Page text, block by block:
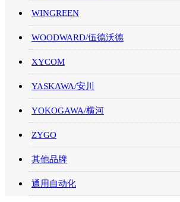
WINGREEN
WOODWARD/伍德沃德
XYCOM
YASKAWA/安川
YOKOGAWA/横河
ZYGO
其他品牌
通用自动化